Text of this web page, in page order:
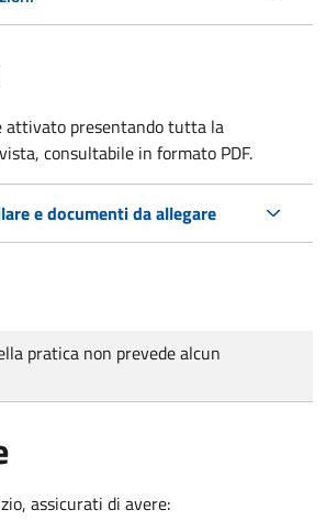
attivato presentando tutta la
consultabile in formato PDF.
e documenti da allegare
pratica non prevede alcun
assicurati di avere: